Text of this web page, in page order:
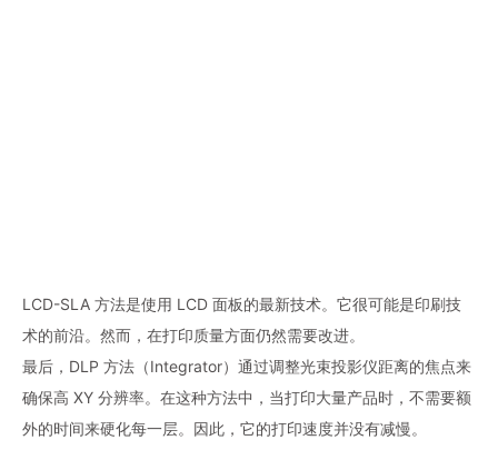
LCD-SLA 方法是使用 LCD 面板的最新技术。它很可能是印刷技
术的前沿。然而，在打印质量方面仍然需要改进。
最后，DLP 方法（Integrator）通过调整光束投影仪距离的焦点来
确保高 XY 分辨率。在这种方法中，当打印大量产品时，不需要额
外的时间来硬化每一层。因此，它的打印速度并没有减慢。